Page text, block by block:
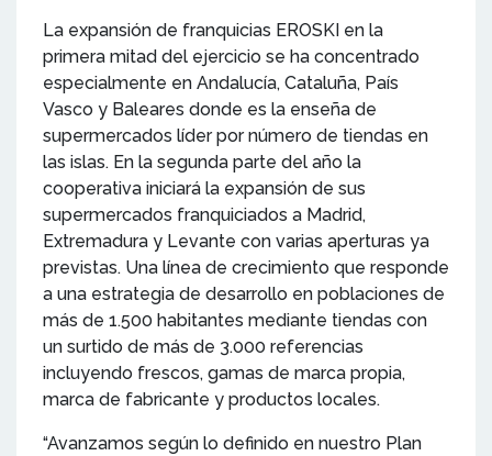
La expansión de franquicias EROSKI en la
primera mitad del ejercicio se ha concentrado
especialmente en Andalucía, Cataluña, País
Vasco y Baleares donde es la enseña de
supermercados líder por número de tiendas en
las islas. En la segunda parte del año la
cooperativa iniciará la expansión de sus
supermercados franquiciados a Madrid,
Extremadura y Levante con varias aperturas ya
previstas. Una línea de crecimiento que responde
a una estrategia de desarrollo en poblaciones de
más de 1.500 habitantes mediante tiendas con
un surtido de más de 3.000 referencias
incluyendo frescos, gamas de marca propia,
marca de fabricante y productos locales.
“Avanzamos según lo definido en nuestro Plan